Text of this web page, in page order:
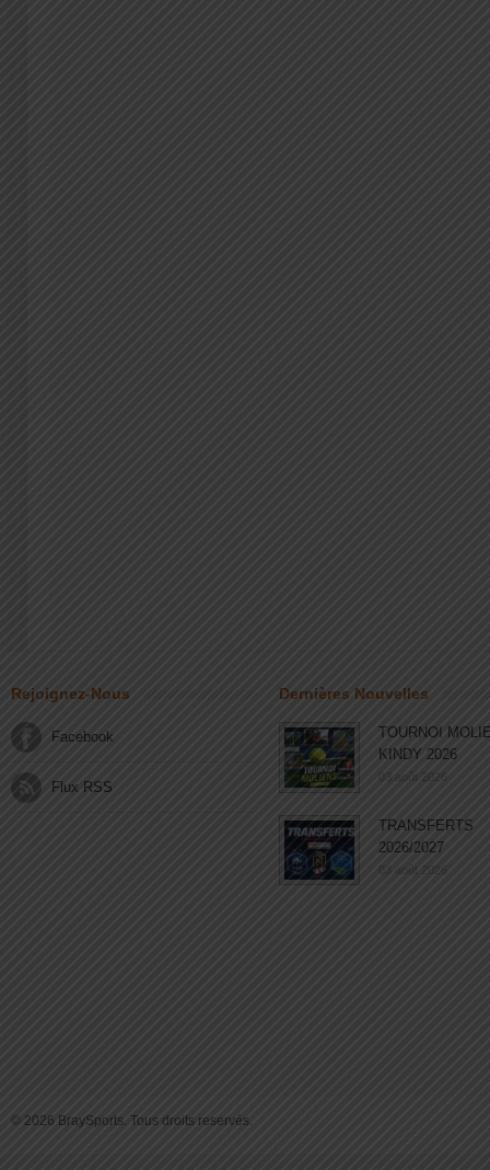
Rejoignez-Nous
Facebook
Flux RSS
Dernières Nouvelles
TOURNOI
KINDY 2026
03 août 2026
TRANSFERTS
2026/2027
03 août 2026
© 2026 BraySports. Tous droits reservés.